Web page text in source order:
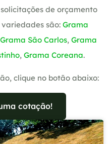
de orçamento
são: Grama
Grama São Carlos, Grama
, Grama Coreana.
clique no botão abaixo:
cotação!